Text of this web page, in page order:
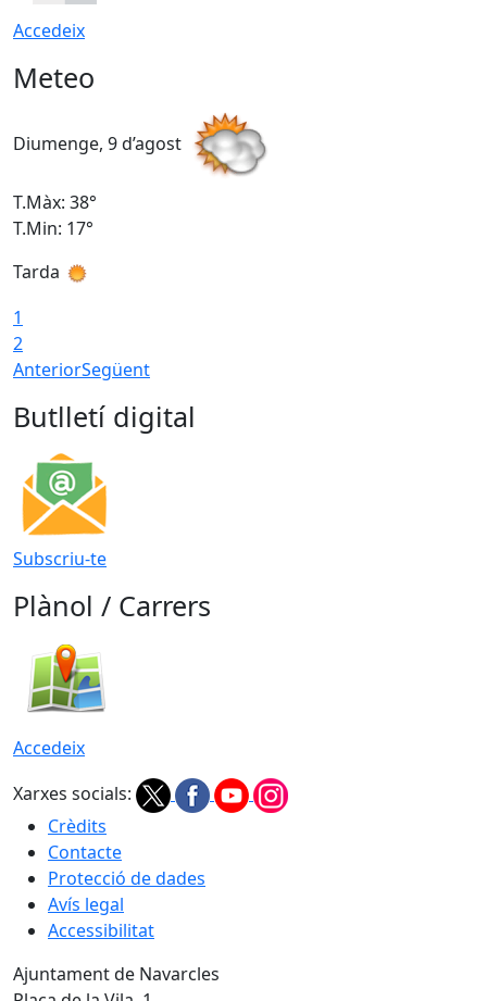
Accedeix
Meteo
Diumenge, 9 d’agost
T.Màx: 38°
T.Min: 17°
Tarda
1
2
AnteriorSegüent
Butlletí digital
Subscriu-te
Plànol / Carrers
Accedeix
Xarxes socials:
Crèdits
Contacte
Protecció de dades
Avís legal
Accessibilitat
Ajuntament de Navarcles